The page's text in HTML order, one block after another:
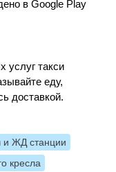
в Google Play
услуг такси
еду,
доставкой.
и ЖД станции
кресла